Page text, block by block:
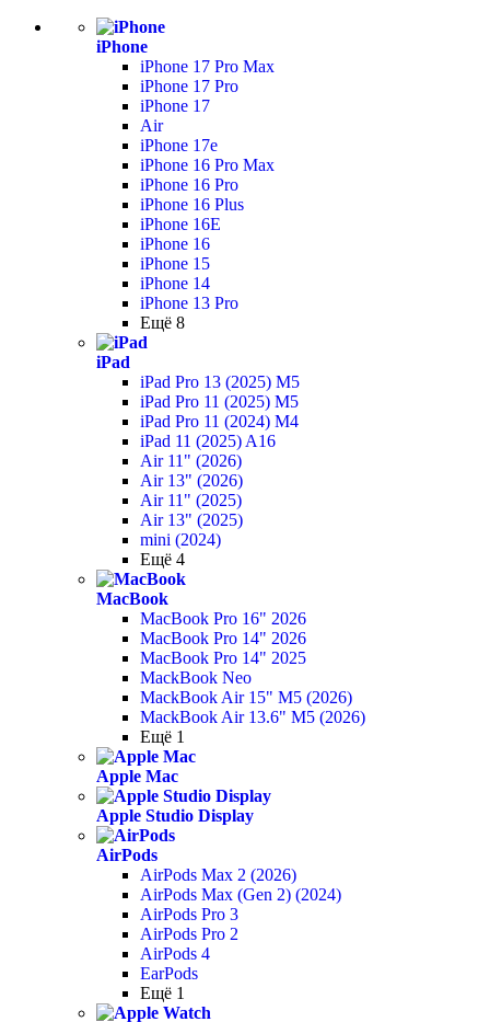
iPhone
iPhone 17 Pro Max
iPhone 17 Pro
iPhone 17
Air
iPhone 17e
iPhone 16 Pro Max
iPhone 16 Pro
iPhone 16 Plus
iPhone 16E
iPhone 16
iPhone 15
iPhone 14
iPhone 13 Pro
Ещё 8
iPad
iPad Pro 13 (2025) M5
iPad Pro 11 (2025) M5
iPad Pro 11 (2024) M4
iPad 11 (2025) A16
Air 11" (2026)
Air 13" (2026)
Air 11" (2025)
Air 13" (2025)
mini (2024)
Ещё 4
MacBook
MacBook Pro 16" 2026
MacBook Pro 14" 2026
MacBook Pro 14" 2025
MackBook Neo
MackBook Air 15" M5 (2026)
MackBook Air 13.6" M5 (2026)
Ещё 1
Apple Mac
Apple Studio Display
AirPods
AirPods Max 2 (2026)
AirPods Max (Gen 2) (2024)
AirPods Pro 3
AirPods Pro 2
AirPods 4
EarPods
Ещё 1